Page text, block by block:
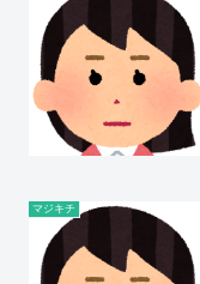
マジキチ